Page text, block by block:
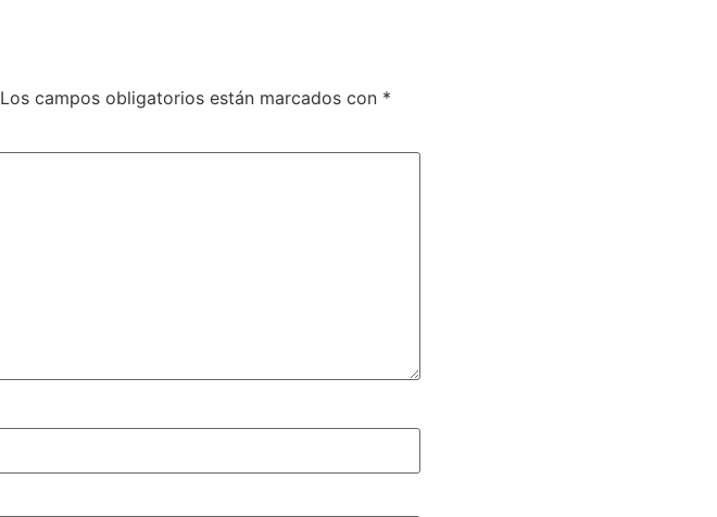
Los campos obligatorios están marcados con *